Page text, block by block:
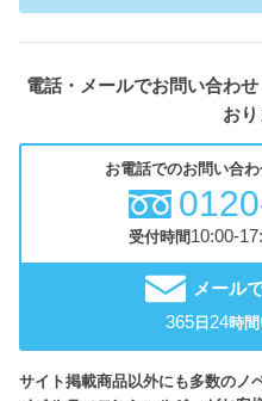
電話・メールでお問い合わ
おり
お電話でのお問い合
受付時間10:00-
メール
365日24時
サイト掲載商品以外にも多数のノ